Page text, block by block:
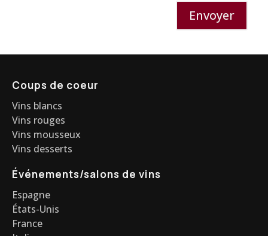
Envoyer
Coups de coeur
Vins blancs
Vins rouges
Vins mousseux
Vins desserts
Événements/salons de vins
Espagne
États-Unis
France